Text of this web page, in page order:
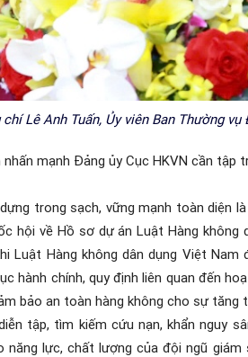
Lê Anh Tuấn, Ủy viên Ban Thường
mạnh Đảng ủy Cục HKVN cần
trong sạch, vững mạnh toàn diện
hội về Hồ sơ dự án Luật Hàng không
Luật Hàng không dân dụng Việt
hành chính, quy định liên quan đến
bảo an toàn hàng không cho sự tăng
tập, tìm kiếm cứu nạn, khẩn nguy
năng lực, chất lượng của đội ngũ giám